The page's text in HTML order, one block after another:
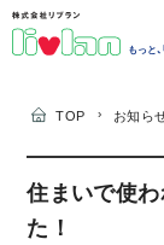
もっと
TOP › お知ら
住まいで使
た！